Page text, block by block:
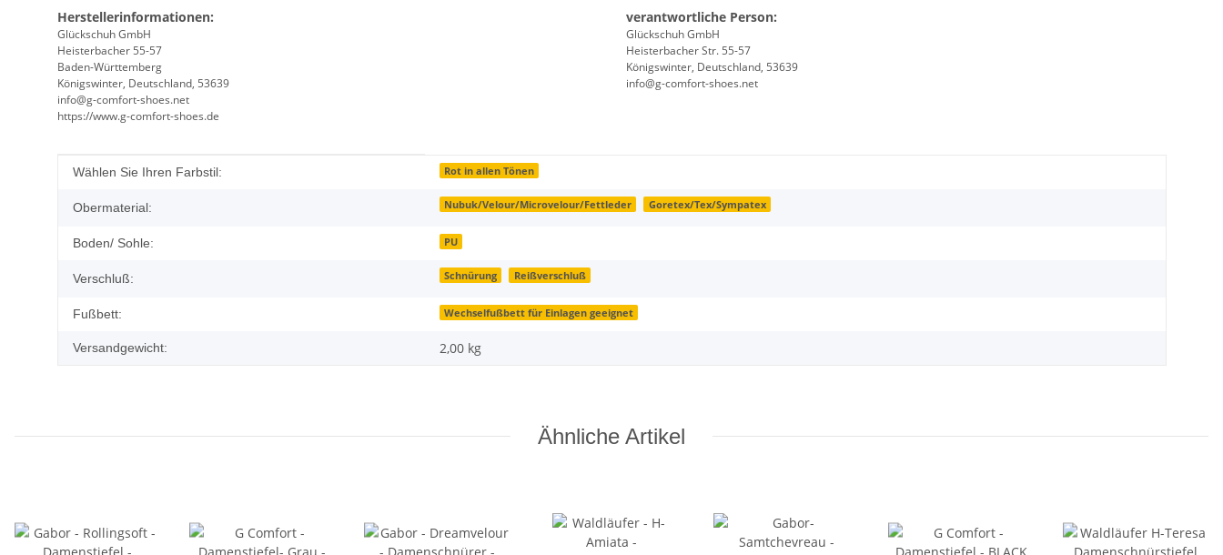
Herstellerinformationen:
Glückschuh GmbH
Heisterbacher 55-57
Baden-Württemberg
Königswinter, Deutschland, 53639
info@g-comfort-shoes.net
https://www.g-comfort-shoes.de
verantwortliche Person:
Glückschuh GmbH
Heisterbacher Str. 55-57
Königswinter, Deutschland, 53639
info@g-comfort-shoes.net
Produkteigenschaft
Wert
Wählen Sie Ihren Farbstil: Rot in allen Tönen
Obermaterial: Nubuk/Velour/Microvelour/Fettleder Goretex/Tex/Sympatex
Boden/ Sohle: PU
Verschluß: Schnürung Reißverschluß
Fußbett: Wechselfußbett für Einlagen geeignet
Versandgewicht: 2,00 kg
Ähnliche Artikel